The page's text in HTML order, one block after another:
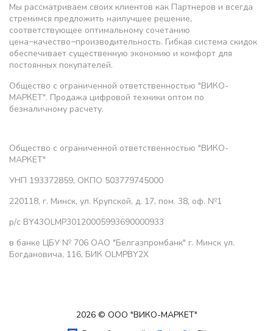
Мы рассматриваем своих клиентов как Партнеров и всегда
стремимся предложить наилучшее решение,
соответствующее оптимальному сочетанию
цена−качество−производительность. Гибкая система скидок
обеспечивает существенную экономию и комфорт для
постоянных покупателей.
Общество с ограниченной ответственностью "ВИКО-
МАРКЕТ". Продажа цифровой техники оптом по
безналичному расчету.
Общество с ограниченной ответственностью "ВИКО-
МАРКЕТ"
УНП 193372859, ОКПО 503779745000
220118, г. Минск, ул. Крупской, д. 17, пом. 38, оф. №1
р/с BY43OLMP30120005993690000933
в банке ЦБУ № 706 ОАО "Белгазпромбанк" г. Минск ул.
Богдановича, 116, БИК OLMPBY2X
2026 © ООО "ВИКО-МАРКЕТ"